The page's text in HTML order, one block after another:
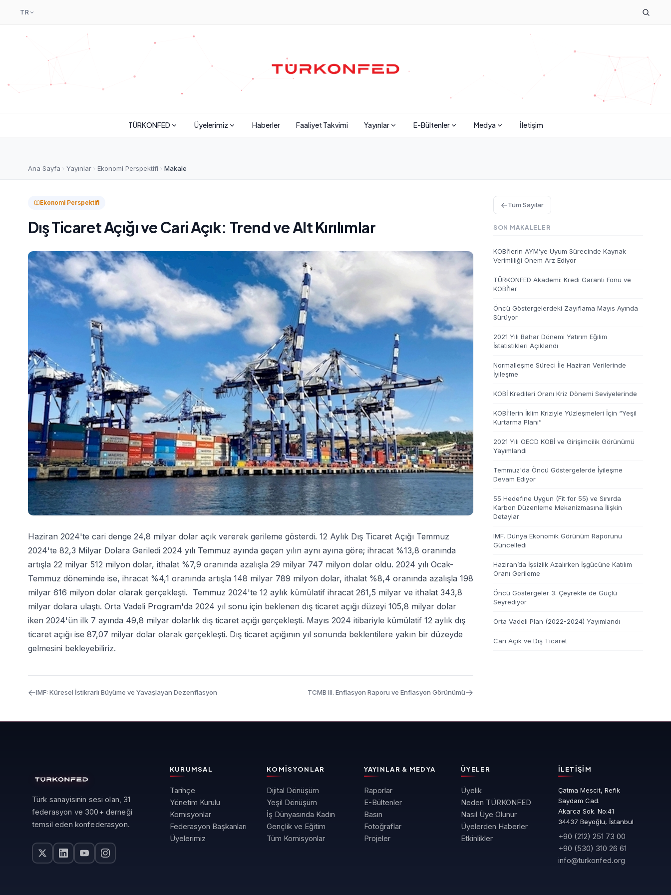
TR
TÜRKONFED Üyelerimiz Haberler Faaliyet Takvimi Yayınlar E-Bültenler Medya İletişim
Ana Sayfa Yayınlar Ekonomi Perspektifi Makale
Ekonomi Perspektifi
Dış Ticaret Açığı ve Cari Açık: Trend ve Alt Kırılımlar
Haziran 2024'te cari denge 24,8 milyar dolar açık vererek gerileme gösterdi. 12 Aylık Dış Ticaret Açığı Temmuz
2024'te 82,3 Milyar Dolara Geriledi 2024 yılı Temmuz ayında geçen yılın aynı ayına göre; ihracat %13,8 oranında
artışla 22 milyar 512 milyon dolar, ithalat %7,9 oranında azalışla 29 milyar 747 milyon dolar oldu. 2024 yılı Ocak-
Temmuz döneminde ise, ihracat %4,1 oranında artışla 148 milyar 789 milyon dolar, ithalat %8,4 oranında azalışla 198
milyar 616 milyon dolar olarak gerçekleşti. Temmuz 2024'te 12 aylık kümülatif ihracat 261,5 milyar ve ithalat 343,8
milyar dolara ulaştı. Orta Vadeli Program'da 2024 yıl sonu için beklenen dış ticaret açığı düzeyi 105,8 milyar dolar
iken 2024'ün ilk 7 ayında 49,8 milyar dolarlık dış ticaret açığı gerçekleşti. Mayıs 2024 itibariyle kümülatif 12 aylık dış
ticaret açığı ise 87,07 milyar dolar olarak gerçekleşti. Dış ticaret açığının yıl sonunda beklentilere yakın bir düzeyde
gelmesini bekleyebiliriz.
IMF: Küresel İstikrarlı Büyüme ve Yavaşlayan Dezenflasyon TCMB III. Enflasyon Raporu ve Enflasyon Görünümü
Tüm Sayılar
SON MAKALELER
KOBİ’lerin AYM’ye Uyum Sürecinde Kaynak
Verimliliği Önem Arz Ediyor
TÜRKONFED Akademi: Kredi Garanti Fonu ve
KOBİ’ler
Öncü Göstergelerdeki Zayıflama Mayıs Ayında
Sürüyor
2021 Yılı Bahar Dönemi Yatırım Eğilim
İstatistikleri Açıklandı
Normalleşme Süreci İle Haziran Verilerinde
İyileşme
KOBİ Kredileri Oranı Kriz Dönemi Seviyelerinde
KOBİ'lerin İklim Kriziyle Yüzleşmeleri İçin “Yeşil
Kurtarma Planı”
2021 Yılı OECD KOBİ ve Girişimcilik Görünümü
Yayımlandı
Temmuz'da Öncü Göstergelerde İyileşme
Devam Ediyor
55 Hedefine Uygun (Fit for 55) ve Sınırda
Karbon Düzenleme Mekanizmasına İlişkin
Detaylar
IMF, Dünya Ekonomik Görünüm Raporunu
Güncelledi
Haziran’da İşsizlik Azalırken İşgücüne Katılım
Oranı Gerileme
Öncü Göstergeler 3. Çeyrekte de Güçlü
Seyrediyor
Orta Vadeli Plan (2022-2024) Yayımlandı
Cari Açık ve Dış Ticaret
Türk sanayisinin sesi olan, 31
federasyon ve 300+ derneği
temsil eden konfederasyon.
KURUMSAL
Tarihçe
Yönetim Kurulu
Komisyonlar
Federasyon Başkanları
Üyelerimiz
KOMISYONLAR
Dijital Dönüşüm
Yeşil Dönüşüm
İş Dünyasında Kadın
Gençlik ve Eğitim
Tüm Komisyonlar
YAYINLAR & MEDYA
Raporlar
E-Bültenler
Basın
Fotoğraflar
Projeler
ÜYELER
Üyelik
Neden TÜRKONFED
Nasıl Üye Olunur
Üyelerden Haberler
Etkinlikler
İLETIŞIM
Çatma Mescit, Refik
Saydam Cad.
Akarca Sok. No:41
34437 Beyoğlu, İstanbul
+90 (212) 251 73 00
+90 (530) 310 26 61
info@turkonfed.org